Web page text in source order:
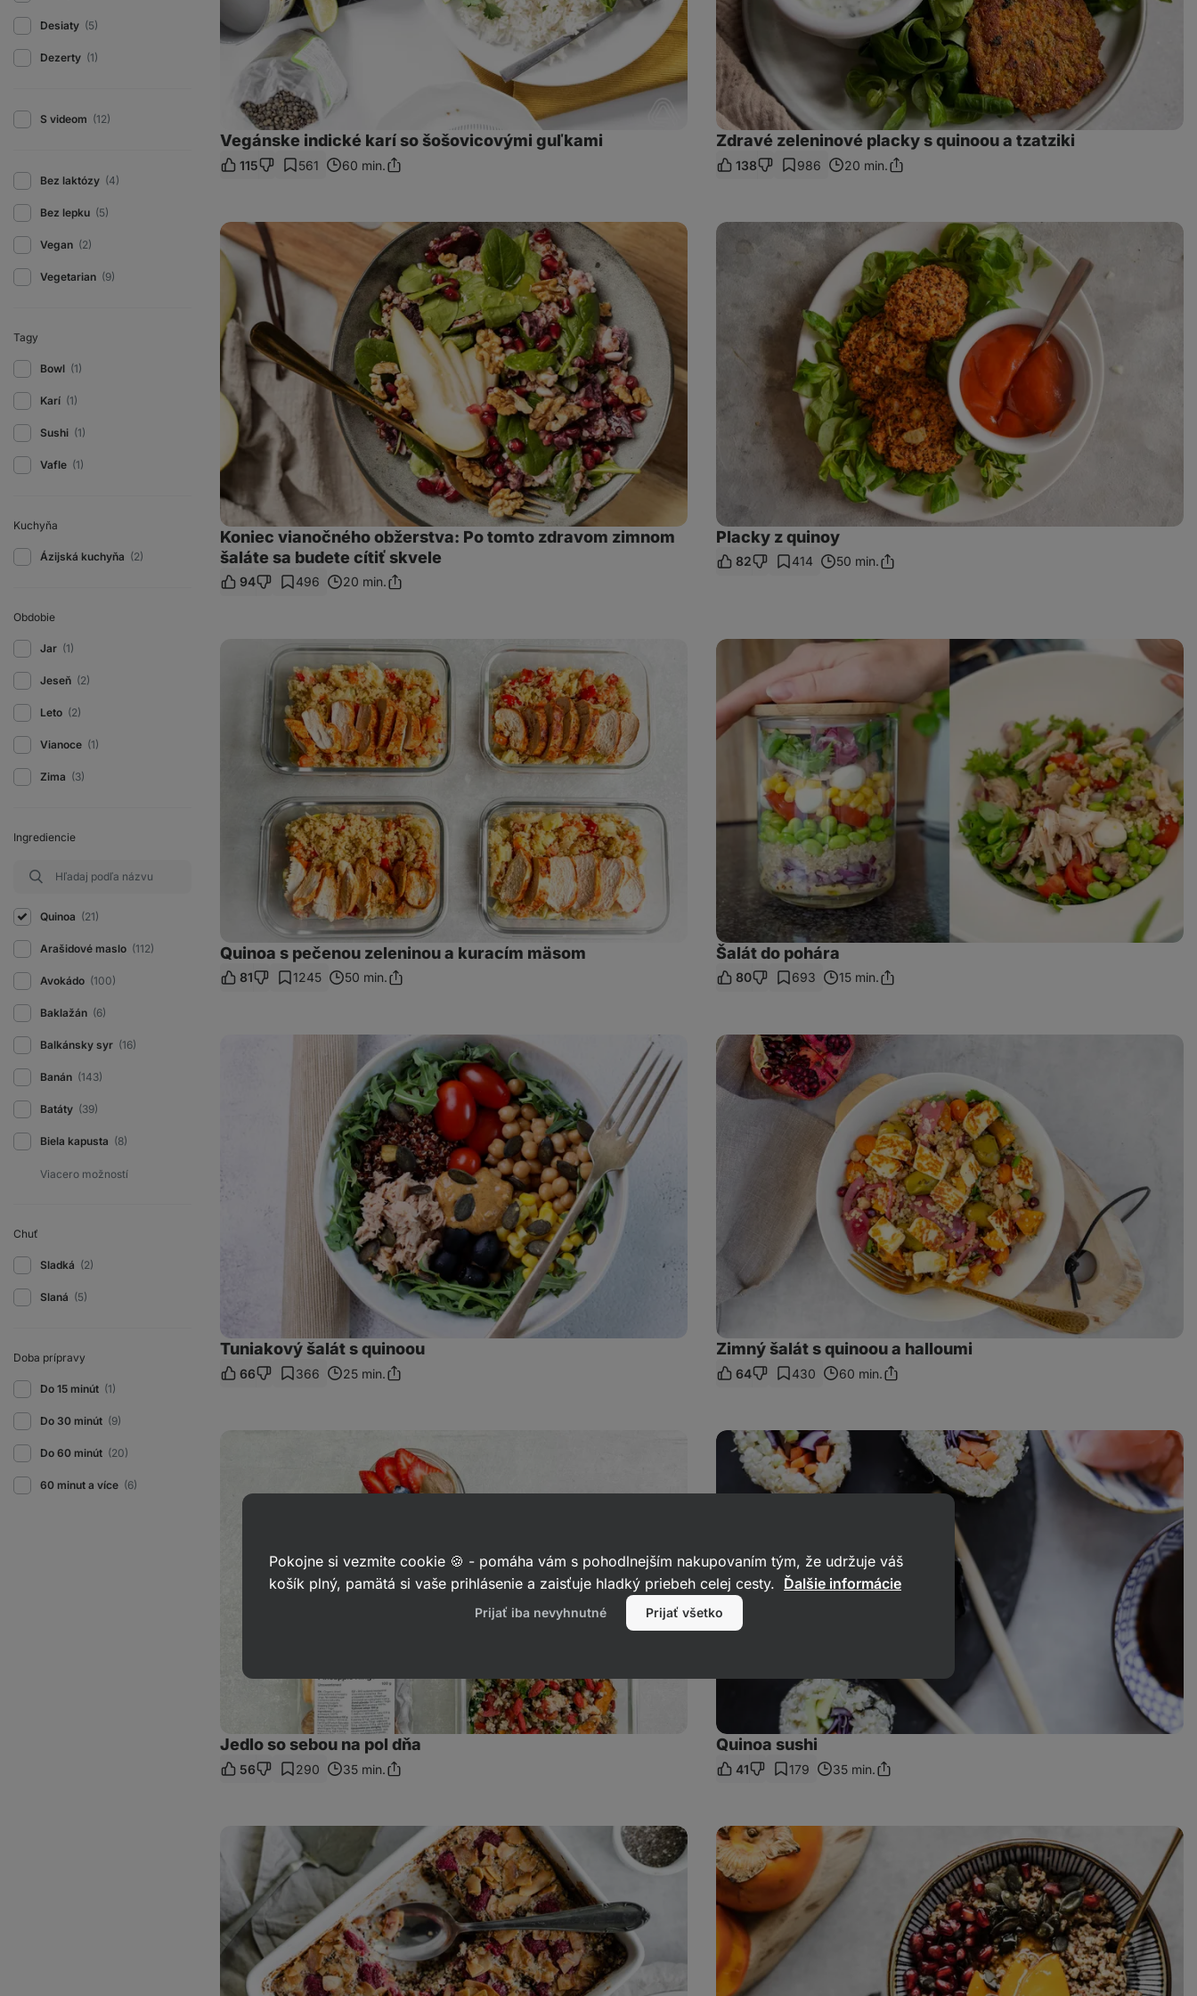
Desiaty (5)
Dezerty (1)
S videom (12)
Bez laktózy (4)
Bez lepku (5)
Vegan (2)
Vegetarian (9)
Tagy
Bowl (1)
Karí (1)
Sushi (1)
Vafle (1)
Kuchyňa
Ázijská kuchyňa (2)
Obdobie
Jar (1)
Jeseň (2)
Leto (2)
Vianoce (1)
Zima (3)
Ingrediencie
Quinoa (21)
Arašidové maslo (112)
Avokádo (100)
Baklažán (6)
Balkánsky syr (16)
Banán (143)
Batáty (39)
Biela kapusta (8)
Chuť
Sladká (2)
Slaná (5)
Doba prípravy
Do 15 minút (1)
Do 30 minút (9)
Do 60 minút (20)
60 minut a více (6)
Vegánske indické karí so šošovicovými guľkami
115 561 60 min.Zdieľať
Zdravé zeleninové placky s quinoou a tzatziki
138 986 20 min.Zdieľať
Koniec
vianočného
obžerstva:
zimnom
šaláte
sa
budete
cítiť
Koniec vianočného obžerstva: Po tomto zdravom zimnom
šaláte sa budete cítiť skvele
94 496 20 min.Zdieľať
Placky
Placky z quinoy
82 414 50 min.Zdieľať
Quinoa s pečenou zeleninou a kuracím mäsom
81 1245 50 min.Zdieľať
Šalát
Šalát do pohára
80 693 15 min.Zdieľať
Tuniakový šalát s quinoou
66 366 25 min.Zdieľať
Zimný
šalát
Zimný šalát s quinoou a halloumi
64 430 60 min.Zdieľať
Jedlo so sebou na pol dňa
56 290 35 min.Zdieľať
Quinoa
sushi
Quinoa sushi
41 179 35 min.Zdieľať
Raňajky
trochu
inak:
Quinoová
kaša
Pokojne si vezmite cookie 🍪 - pomáha vám s pohodlnejším nakupovaním tým, že udržuje váš
košík plný, pamätá si vaše prihlásenie a zaisťuje hladký priebeh celej cesty. Ďalšie informácie
Prijať iba nevyhnutné Prijať všetko